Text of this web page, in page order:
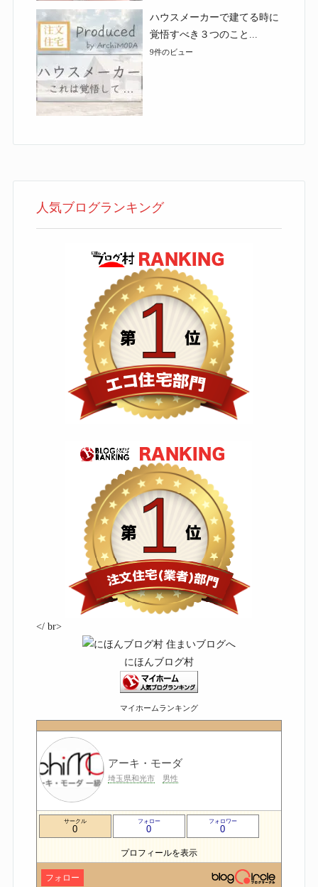
ハウスメーカーで建てる時に
覚悟すべき３つのこと...
9件のビュー
人気ブログランキング
</ br>
にほんブログ村
マイホームランキング
アーキ・モーダ
埼玉県和光市 男性
サークル
0
フォロー
0
フォロワー
0
プロフィールを表示
フォロー